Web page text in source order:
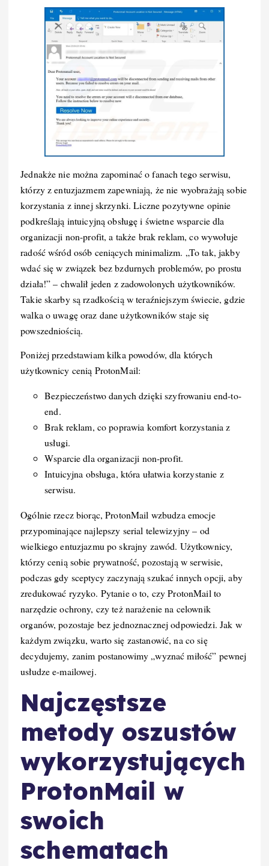
Jednakże nie można zapominać o fanach tego serwisu,
którzy z entuzjazmem zapewniają, że nie wyobrażają sobie
korzystania z innej skrzynki. Liczne pozytywne opinie
podkreślają intuicyjną obsługę i świetne wsparcie dla
organizacji non-profit, a także brak reklam, co wywołuje
radość wśród osób ceniących minimalizm. „To tak, jakby
wdać się w związek bez bzdurnych problemów, po prostu
działa!” – chwalił jeden z zadowolonych użytkowników.
Takie skarby są rzadkością w teraźniejszym świecie, gdzie
walka o uwagę oraz dane użytkowników staje się
powszedniością.
Poniżej przedstawiam kilka powodów, dla których
użytkownicy cenią ProtonMail:
Bezpieczeństwo danych dzięki szyfrowaniu end-to-
end.
Brak reklam, co poprawia komfort korzystania z
usługi.
Wsparcie dla organizacji non-profit.
Intuicyjna obsługa, która ułatwia korzystanie z
serwisu.
Ogólnie rzecz biorąc, ProtonMail wzbudza emocje
przypominające najlepszy serial telewizyjny – od
wielkiego entuzjazmu po skrajny zawód. Użytkownicy,
którzy cenią sobie prywatność, pozostają w serwisie,
podczas gdy sceptycy zaczynają szukać innych opcji, aby
zredukować ryzyko. Pytanie o to, czy ProtonMail to
narzędzie ochrony, czy też narażenie na celownik
organów, pozostaje bez jednoznacznej odpowiedzi. Jak w
każdym związku, warto się zastanowić, na co się
decydujemy, zanim postanowimy „wyznać miłość” pewnej
usłudze e-mailowej.
Najczęstsze
metody oszustów
wykorzystujących
ProtonMail w
swoich
schematach